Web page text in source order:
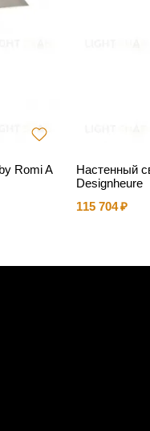
Romi A
Настенный
Designheure
115 704